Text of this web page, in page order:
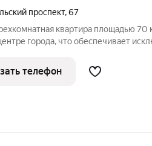
проспект,67
квартира площадью 70
города, что обеспечивает
находятся непосредственно у
продуманной
телефон